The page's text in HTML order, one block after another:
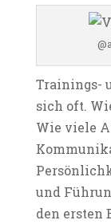
Trainings-
sich oft.
Wie viele
und
den ersten